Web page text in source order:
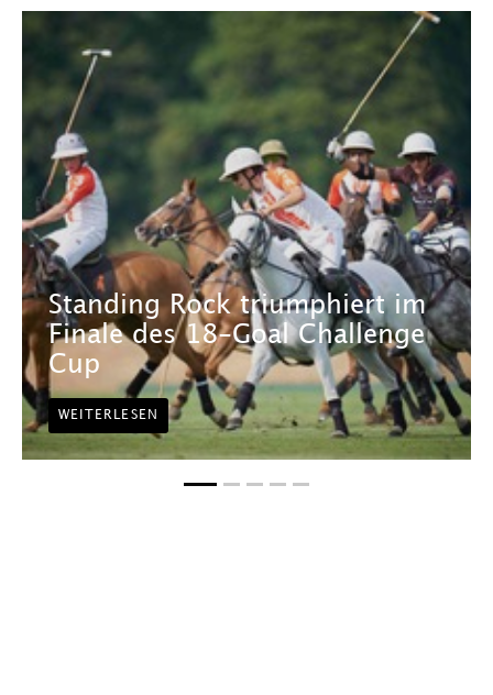
Standing Rock triumphiert im
Finale des 18-Goal Challenge
Cup
WEITERLESEN